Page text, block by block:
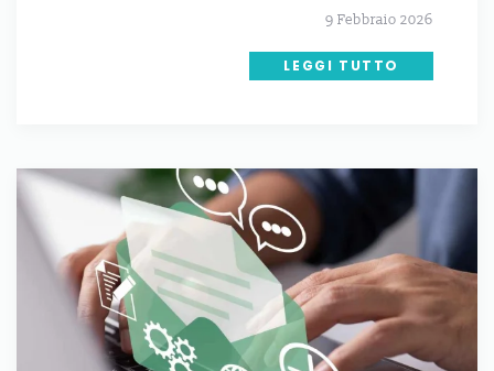
9 Febbraio 2026
LEGGI TUTTO